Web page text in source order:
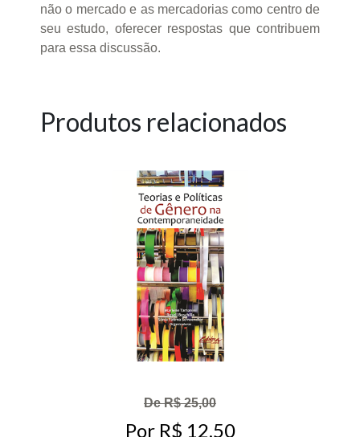
não o mercado e as mercadorias como centro de
seu estudo, oferecer respostas que contribuem
para essa discussão.
Produtos relacionados
De R$ 25,00
Por R$ 12,50